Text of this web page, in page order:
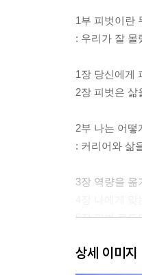
1부 피벗이란
: 우리가 잘 몰
1장 당신에게
2장 피벗은 삶
2부 나는 어떻
: 커리어와 삶
3장 역량을 옮
5장 피벗 로드
3부 기업은 어
상세 이미지